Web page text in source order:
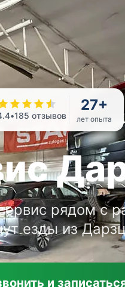
•185 отзывов
27+
лет опыта
рядом с
езды из
и